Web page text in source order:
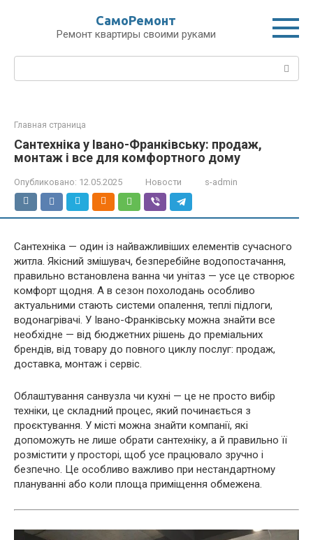
СамоРемонт
Ремонт квартиры своими руками
Поиск:
Главная страница
Сантехніка у Івано-Франківську: продаж,
монтаж і все для комфортного дому
Опубликовано: 12.05.2025 Новости s-admin
Сантехніка — один із найважливіших елементів сучасного
житла. Якісний змішувач, безперебійне водопостачання,
правильно встановлена ванна чи унітаз — усе це створює
комфорт щодня. А в сезон похолодань особливо
актуальними стають системи опалення, теплі підлоги,
водонагрівачі. У Івано-Франківську можна знайти все
необхідне — від бюджетних рішень до преміальних
брендів, від товару до повного циклу послуг: продаж,
доставка, монтаж і сервіс.
Облаштування санвузла чи кухні — це не просто вибір
техніки, це складний процес, який починається з
проєктування. У місті можна знайти компанії, які
допоможуть не лише обрати сантехніку, а й правильно її
розмістити у просторі, щоб усе працювало зручно і
безпечно. Це особливо важливо при нестандартному
плануванні або коли площа приміщення обмежена.